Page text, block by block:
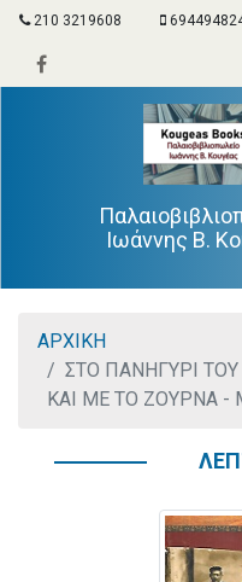
210 3219608
Ιωάννης Β.
ΑΡΧΙΚΗ
ΣΤΟ ΠΑΝΗΓΥΡΙ
ΚΑΙ ΜΕ ΤΟ ΖΟΥΡΝΑ -